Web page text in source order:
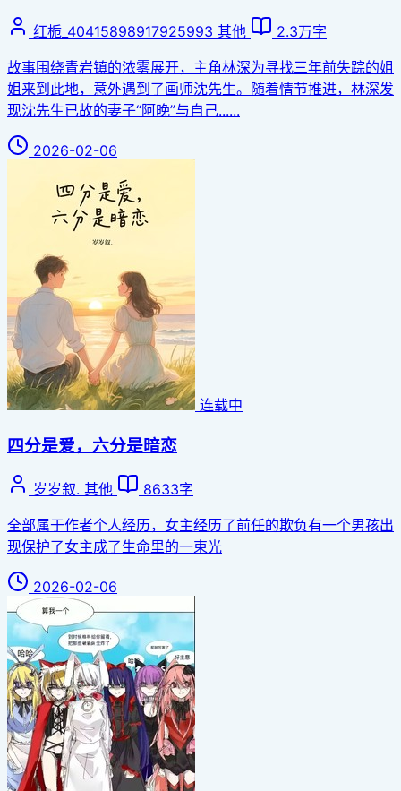
红栀_40415898917925993 其他
2.3万字
故事围绕青岩镇的浓雾展开，主角林深为寻找三年前失踪的姐
姐来到此地，意外遇到了画师沈先生。随着情节推进，林深发
现沈先生已故的妻子“阿晚”与自己......
2026-02-06
连载中
四分是爱，六分是暗恋
岁岁叙. 其他
8633字
全部属于作者个人经历，女主经历了前任的欺负有一个男孩出
现保护了女主成了生命里的一束光
2026-02-06